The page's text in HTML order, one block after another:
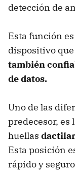
detección de
Esta función
dispositivo
también
de datos.
Uno de las
predecesor, es
huellas
Esta posición
rápido y